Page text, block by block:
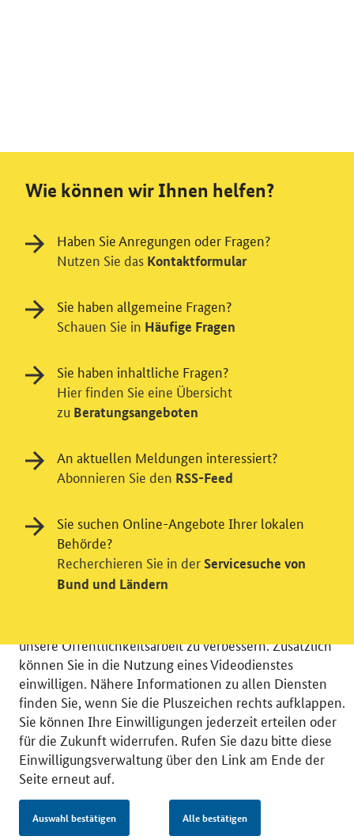
© 2026 Bundesministerium für Wirtschaft und Energie
RSS
Benutzerhinweise
Inhaltsverzeichnis
Impressum
Barrierefreiheit
Datenschutz
Einwilligungsverwaltung
Einwilligung in Tracking und / oder
Videodienst
Wir bitten Sie an dieser Stelle um Ihre Einwilligung für
verschiedene Zusatzdienste unserer Webseite: Wir
unsere Öffentlichkeitsarbeit zu verbessern. Zusätzlich
können Sie in die Nutzung eines Videodienstes
einwilligen. Nähere Informationen zu allen Diensten
finden Sie, wenn Sie die Pluszeichen rechts aufklappen.
Sie können Ihre Einwilligungen jederzeit erteilen oder
für die Zukunft widerrufen. Rufen Sie dazu bitte diese
Einwilligungsverwaltung über den Link am Ende der
Seite erneut auf.
Auswahl bestätigen Alle bestätigen
Wie können wir Ihnen helfen?
Haben Sie Anregungen oder Fragen?
Nutzen Sie das Kontaktformular
Sie haben allgemeine Fragen?
Schauen Sie in Häufige Fragen
Sie haben inhaltliche Fragen?
Hier finden Sie eine Übersicht
zu Beratungsangeboten
An aktuellen Meldungen interessiert?
Abonnieren Sie den RSS-Feed
Sie suchen Online-Angebote Ihrer lokalen
Behörde?
Recherchieren Sie in der Servicesuche von
Bund und Ländern